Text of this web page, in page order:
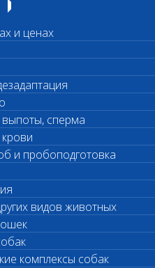
и ценах
сперма
и пробоподготовка
видов животных
комплексы собак
срочных